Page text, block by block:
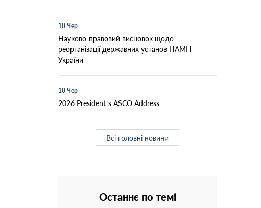
10 Чер
Науково-правовий висновок щодо
реорганізації державних установ НАМН
України
10 Чер
2026 President’s ASCO Address
Всі головні новини
Останнє по темі